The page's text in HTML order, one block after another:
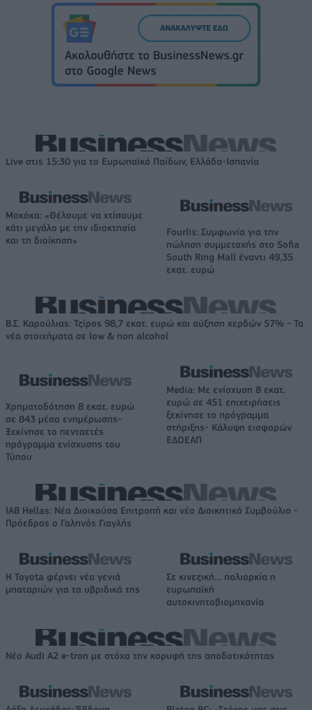
Live στις 15:30 για το Ευρωπαϊκό Παίδων, Ελλάδα-Ισπανία
Μοκόκα: «Θέλουμε να χτίσουμε
κάτι μεγάλο με την ιδιοκτησία
και τη διοίκηση»
Fourlis: Συμφωνία για την
πώληση συμμετοχής στο Sofia
South Ring Mall έναντι 49,35
εκατ. ευρώ
Β.Σ. Καρούλιας: Τζίρος 98,7 εκατ. ευρώ και αύξηση κερδών 57% - Τα
νέα στοιχήματα σε low & non alcohol
Χρηματοδότηση 8 εκατ. ευρώ
σε 843 μέσα ενημέρωσης-
Ξεκίνησε το πενταετές
πρόγραμμα ενίσχυσης του
Τύπου
Media: Με ενίσχυση 8 εκατ.
ευρώ σε 451 επιχειρήσεις
ξεκίνησε το πρόγραμμα
στήριξης- Κάλυψη εισφορών
ΕΔΟΕΑΠ
IAB Hellas: Νέα Διοικούσα Επιτροπή και νέο Διοικητικό Συμβούλιο -
Πρόεδρος ο Γαληνός Γιαγλής
Η Toyota φέρνει νέα γενιά
μπαταριών για τα υβριδικά της
Σε κινεζική… πολιορκία η
ευρωπαϊκή
αυτοκινητοβιομηχανία
Νέο Audi A2 e-tron με στόχο την κορυφή της αποδοτικότητας